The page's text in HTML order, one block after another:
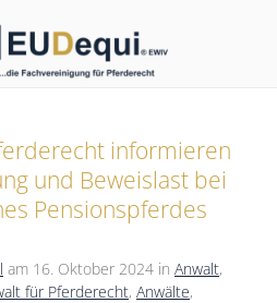
informieren
und Beweislast bei
Pensionspferdes
am 16. Oktober 2024 in Anwalt,
für Pferderecht, Anwälte,